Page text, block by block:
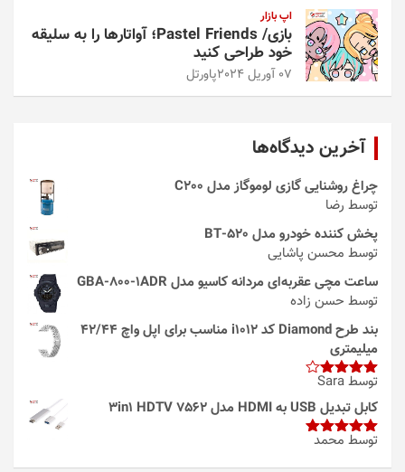
اپ بازار
بازی/ Pastel Friends؛ آواتارها را به سلیقه
خود طراحی کنید
07 آوریل 2024 پاورتل
آخرین دیدگاه‌ها
چراغ روشنایی گازی لوموگاز مدل C200
توسط رضا
پخش کننده خودرو مدل 520-BT
توسط محسن پاشایی
ساعت مچی عقربه‌ای مردانه کاسیو مدل GBA-800-1ADR
توسط حسن زاده
بند طرح Diamond کد i1012 مناسب برای اپل واچ 42/44
میلیمتری
امتیاز4
از 5
توسط Sara
کابل تبدیل USB به HDMI مدل 3in1 HDTV 7562
امتیاز5از
توسط محمد